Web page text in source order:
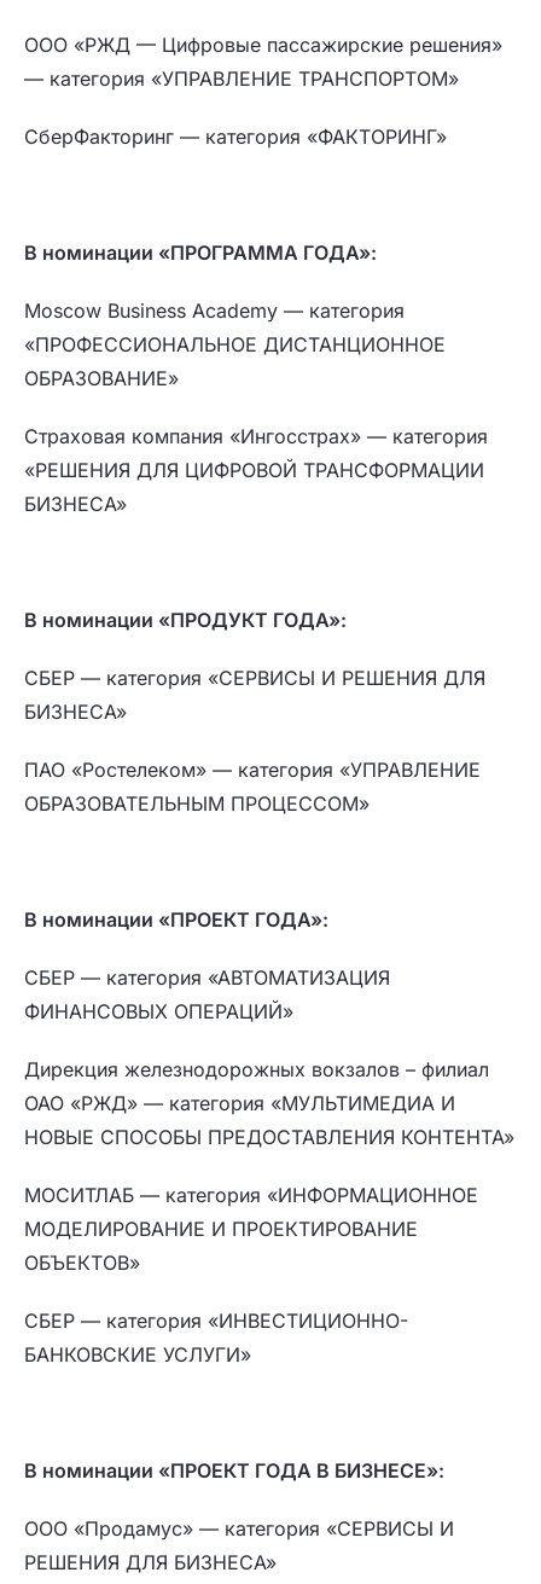
ООО «РЖД — Цифровые пассажирские решения»
— категория «УПРАВЛЕНИЕ ТРАНСПОРТОМ»
СберФакторинг — категория «ФАКТОРИНГ»
В номинации «ПРОГРАММА ГОДА»:
Moscow Business Academy — категория
«ПРОФЕССИОНАЛЬНОЕ ДИСТАНЦИОННОЕ
ОБРАЗОВАНИЕ»
Страховая компания «Ингосстрах» — категория
«РЕШЕНИЯ ДЛЯ ЦИФРОВОЙ ТРАНСФОРМАЦИИ
БИЗНЕСА»
В номинации «ПРОДУКТ ГОДА»:
СБЕР — категория «СЕРВИСЫ И РЕШЕНИЯ ДЛЯ
БИЗНЕСА»
ПАО «Ростелеком» — категория «УПРАВЛЕНИЕ
ОБРАЗОВАТЕЛЬНЫМ ПРОЦЕССОМ»
В номинации «ПРОЕКТ ГОДА»:
СБЕР — категория «АВТОМАТИЗАЦИЯ
ФИНАНСОВЫХ ОПЕРАЦИЙ»
Дирекция железнодорожных вокзалов – филиал
ОАО «РЖД» — категория «МУЛЬТИМЕДИА И
НОВЫЕ СПОСОБЫ ПРЕДОСТАВЛЕНИЯ КОНТЕНТА»
МОСИТЛАБ — категория «ИНФОРМАЦИОННОЕ
МОДЕЛИРОВАНИЕ И ПРОЕКТИРОВАНИЕ
ОБЪЕКТОВ»
СБЕР — категория «ИНВЕСТИЦИОННО-
БАНКОВСКИЕ УСЛУГИ»
В номинации «ПРОЕКТ ГОДА В БИЗНЕСЕ»:
ООО «Продамус» — категория «СЕРВИСЫ И
РЕШЕНИЯ ДЛЯ БИЗНЕСА»